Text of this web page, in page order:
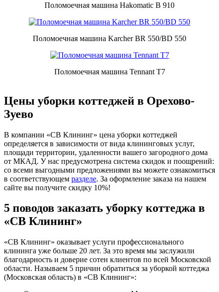
Поломоечная машина Hakomatic B 910
Поломоечная машина Karcher BR 550/BD 550
Поломоечная машина Tennant Т7
Цены уборки коттеджей в Орехово-
Зуево
В компании «СВ Клининг» цена уборки коттеджей
определяется в зависимости от вида клининговых услуг,
площади территории, удаленности вашего загородного дома
от МКАД. У нас предусмотрена система скидок и поощрений:
со всеми выгодными предложениями вы можете ознакомиться
в соответствующем разделе. За оформление заказа на нашем
сайте вы получите скидку 10%!
5 поводов заказать уборку коттеджа в
«СВ Клининг»
«СВ Клининг» оказывает услуги профессионального
клининга уже больше 20 лет. За это время мы заслужили
благодарность и доверие сотен клиентов по всей Московской
области. Называем 5 причин обратиться за уборкой коттеджа
(Московская область) в «СВ Клининг»: